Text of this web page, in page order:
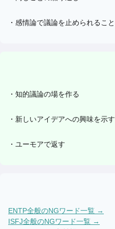
・ 感情論で議論を止められること
・ 知的議論の場を作る
・ 新しいアイデアへの興味を示す
・ ユーモアで返す
ENTP全般のNGワード一覧 →
ISFJ全般のNGワード一覧 →